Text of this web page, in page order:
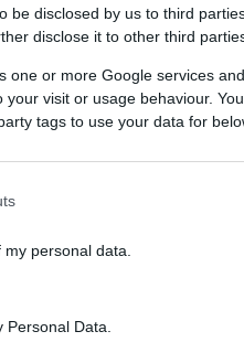
be disclosed by us to third
disclose it to other third
one or more Google services
visit or usage behaviour.
tags to use your data for
personal data.
Data.